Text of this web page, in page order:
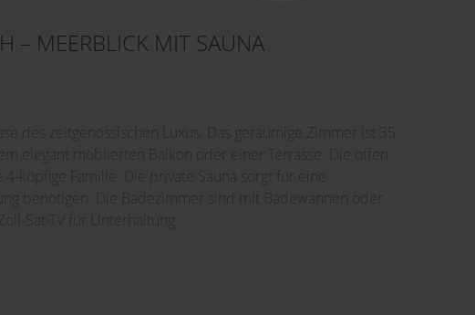
– MEERBLICK MIT SAUNA
zeitgenössischen Luxus. Das geräumige Zimmer ist 35 -
elegant möblierten Balkon oder einer Terrasse. Die offen
köpfige Familie. Die private Sauna sorgt für eine
benötigen. Die Badezimmer sind mit Badewannen oder
Sat-TV für Unterhaltung.